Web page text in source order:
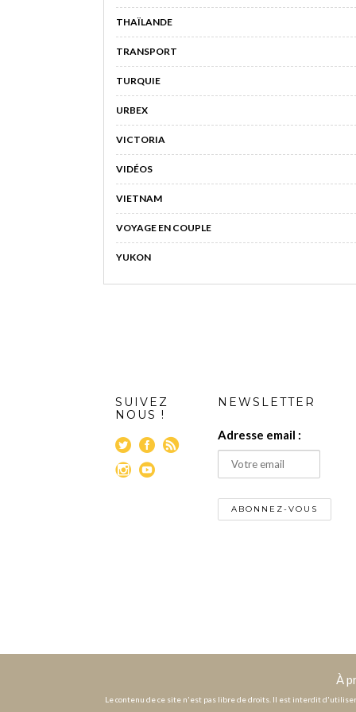
THAÏLANDE
TRANSPORT
TURQUIE
URBEX
VICTORIA
VIDÉOS
VIETNAM
VOYAGE EN COUPLE
YUKON
SUIVEZ
NOUS !
NEWSLETTER
Adresse email :
À
Le contenu de ce site n'est pas libre de droits. Il est interdit